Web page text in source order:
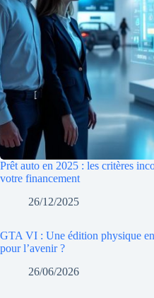
Prêt auto en 2025 : les critères
votre financement
26/12/2025
GTA VI : Une édition physique
pour l’avenir ?
26/06/2026